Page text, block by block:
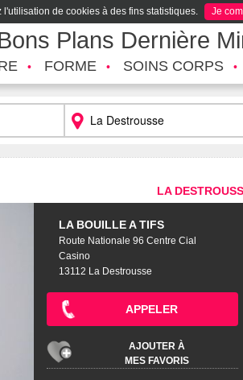
de cookies à des fins statistiques. Je
Plans Dernière
FORME SOINS CORPS
LA
LA BOUILLE A TIFS
Route Nationale 96 Centre Cial
Casino
13112 La Destrousse
APPELER
AJOUTER À
MES FAVORIS